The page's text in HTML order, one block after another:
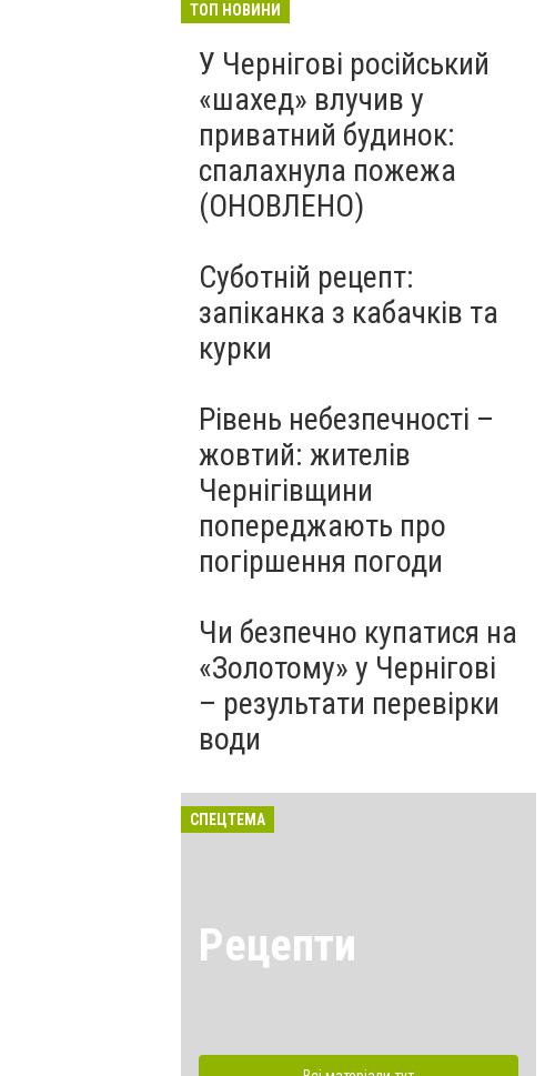
ТОП НОВИНИ
У Чернігові російський
«шахед» влучив у
приватний будинок:
спалахнула пожежа
(ОНОВЛЕНО)
Суботній рецепт:
запіканка з кабачків та
курки
Рівень небезпечності –
жовтий: жителів
Чернігівщини
попереджають про
погіршення погоди
Чи безпечно купатися на
«Золотому» у Чернігові
– результати перевірки
води
СПЕЦТЕМА
Рецепти